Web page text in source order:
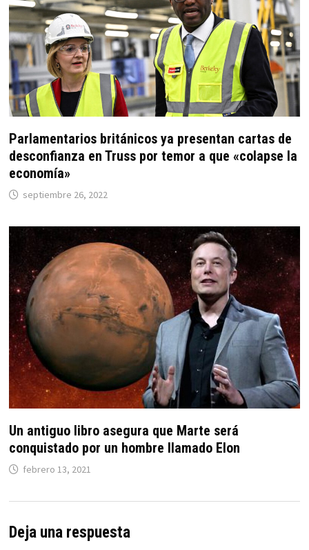
Parlamentarios británicos ya presentan cartas de
desconfianza en Truss por temor a que «colapse la
economía»
septiembre 26, 2022
Un antiguo libro asegura que Marte será
conquistado por un hombre llamado Elon
febrero 13, 2021
Deja una respuesta